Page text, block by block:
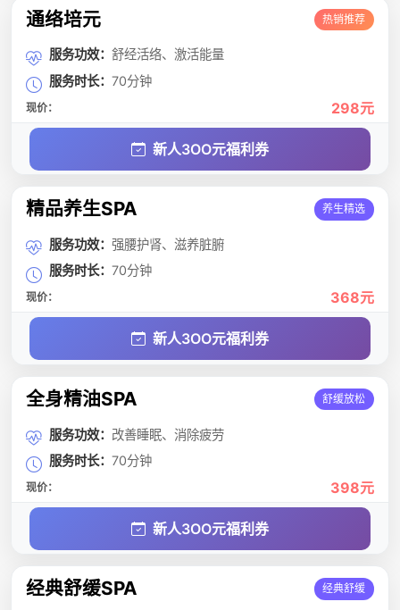
通络培元 热销推荐
服务功效： 舒经活络、激活能量
服务时长： 70分钟
现价： 298元
新人3OO元福利券
精品养生SPA 养生精选
服务功效： 强腰护肾、滋养脏腑
服务时长： 70分钟
现价： 368元
新人3OO元福利券
全身精油SPA 舒缓放松
服务功效： 改善睡眠、消除疲劳
服务时长： 70分钟
现价： 398元
新人3OO元福利券
经典舒缓SPA 经典舒缓